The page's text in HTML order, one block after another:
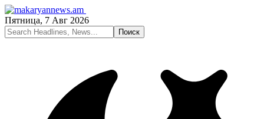
Пятница, 7 Авг 2026